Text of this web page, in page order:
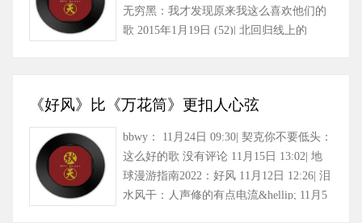
无穷黑：我才发现原来我这么喜欢他们的
歌 2015年1月19日 (52)| 北回归线上的
《好风》比《万花筒》更扣人心弦
bbwy： 11月24日 09:30| 契克你不要低头：
这么好的歌 没有评论 11月15日 13:02| 地
球漫游指南2022：好风 11月12日 12:26| 泪
水风干：人声修的有点电流&hellip; 11月5